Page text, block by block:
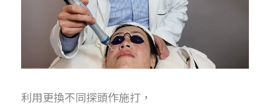
利用更換不同探頭作施打，